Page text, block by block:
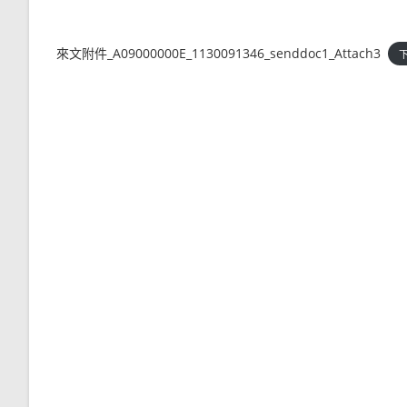
來文附件_A09000000E_1130091346_senddoc1_Attach3